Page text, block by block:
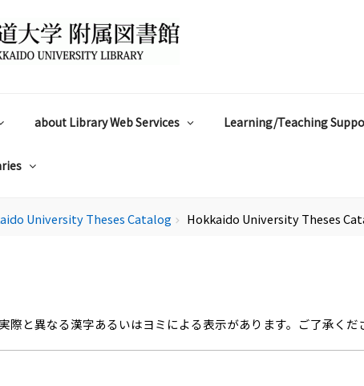
about Library Web Services Learning/Teaching
University Theses Catalog chevron_right Hokkaido University Theses
際と異なる漢字あるいはヨミによる表示があります。ご了承くだ